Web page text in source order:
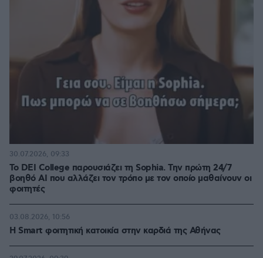
Το DEI College παρουσιάζει τη Sophia. Την πρώτη 24/7
βοηθό AI που αλλάζει τον τρόπο με τον οποίο μαθαίνουν οι
φοιτητές
30.07.2026, 09:33
Η Smart φοιτητική κατοικία στην καρδιά της Αθήνας
03.08.2026, 10:56